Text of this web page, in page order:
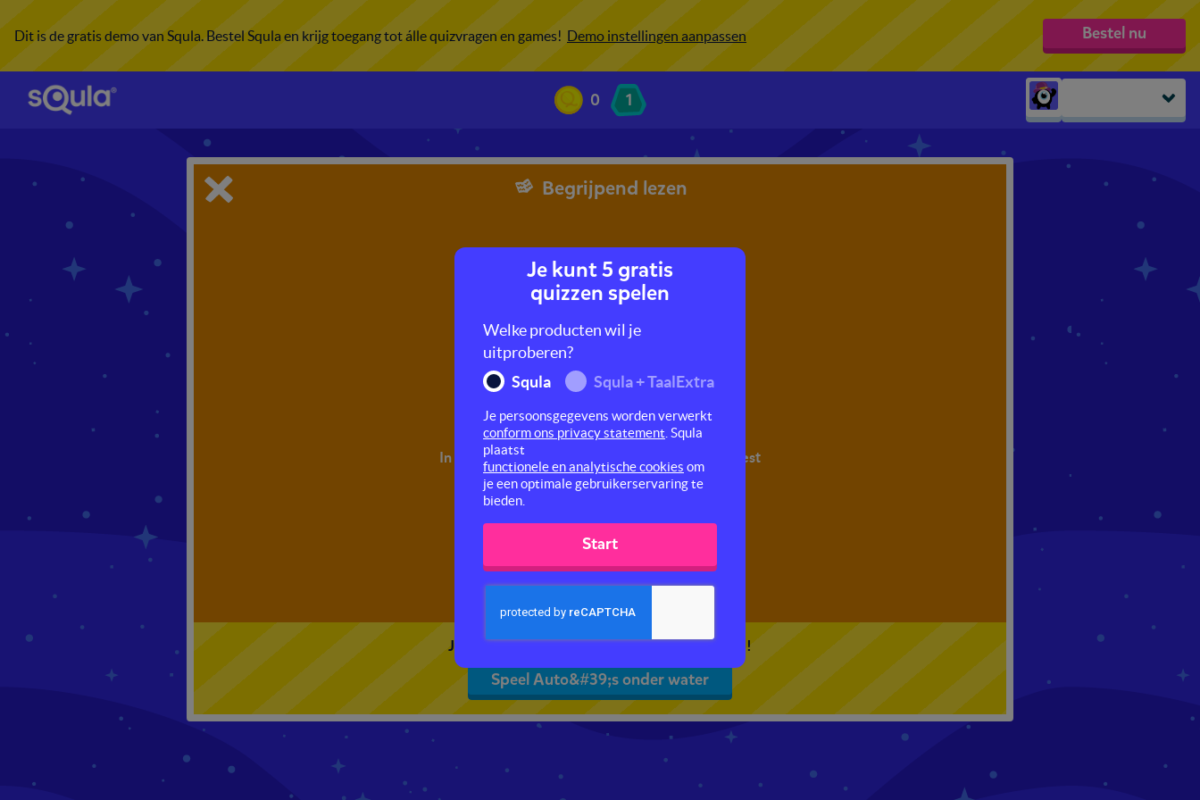
Dit is de gratis demo van Squla. Bestel Squla en krijg toegang tot álle quizvragen en games! Demo instellingen aanpassen Bestel nu
0 1
groep 1
groep 4
groep 5
Begrijpend lezen
In deze quiz oefen je met begrijpend lezen. Je leest
een tekst en maakt hier vragen over.
Je kunt 5 gratis quizzen spelen. Speel de eerste!
Speel Auto&#39;s onder water
Je kunt 5 gratis
quizzen spelen
Welke producten wil je
uitproberen?
Squla
Squla + TaalExtra
Je persoonsgegevens worden verwerkt
conform ons privacy statement . Squla
plaatst
functionele en analytische cookies om
je een optimale gebruikerservaring te
bieden.
Start